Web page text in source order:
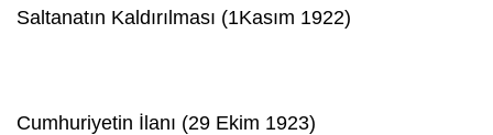
Saltanatın Kaldırılması (1Kasım 1922)
Cumhuriyetin İlanı (29 Ekim 1923)